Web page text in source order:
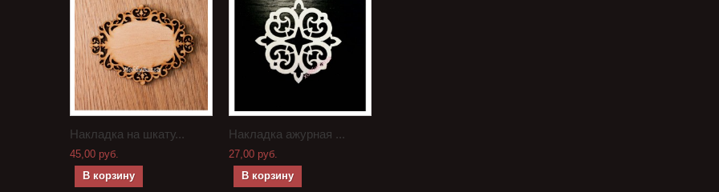
Накладка на шкату...
45,00 руб.
В корзину
Накладка ажурная ...
27,00 руб.
В корзину